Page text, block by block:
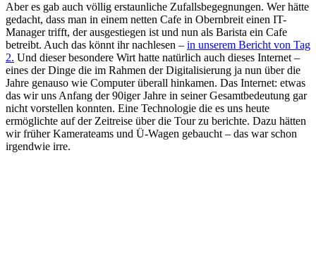
Aber es gab auch völlig erstaunliche Zufallsbegegnungen. Wer hätte
gedacht, dass man in einem netten Cafe in Obernbreit einen IT-
Manager trifft, der ausgestiegen ist und nun als Barista ein Cafe
betreibt. Auch das könnt ihr nachlesen – in unserem Bericht von Tag
2. Und dieser besondere Wirt hatte natürlich auch dieses Internet –
eines der Dinge die im Rahmen der Digitalisierung ja nun über die
Jahre genauso wie Computer überall hinkamen. Das Internet: etwas
das wir uns Anfang der 90iger Jahre in seiner Gesamtbedeutung gar
nicht vorstellen konnten. Eine Technologie die es uns heute
ermöglichte auf der Zeitreise über die Tour zu berichte. Dazu hätten
wir früher Kamerateams und Ü-Wagen gebaucht – das war schon
irgendwie irre.